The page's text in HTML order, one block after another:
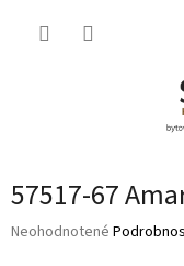
57517-67
Priemerné
Neohodnotené